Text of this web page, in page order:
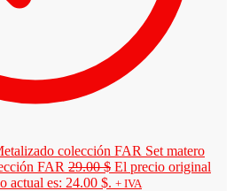
Set matero
FAR 29.00$ El precio original
actual es: 24.00 $. + IVA